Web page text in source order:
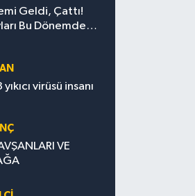
Geldi, Çattı!
Bu Dönemde
virüsü insanı
VE